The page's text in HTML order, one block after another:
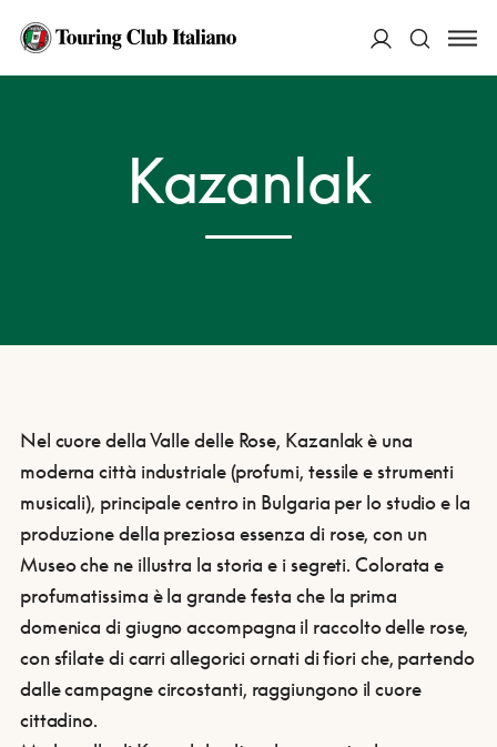
HOME
Kazanlak
Nel cuore della Valle delle Rose, Kazanlak è una
moderna città industriale (profumi, tessile e strumenti
musicali), principale centro in Bulgaria per lo studio e la
produzione della preziosa essenza di rose, con un
Museo che ne illustra la storia e i segreti. Colorata e
profumatissima è la grande festa che la prima
domenica di giugno accompagna il raccolto delle rose,
con sfilate di carri allegorici ornati di fiori che, partendo
dalle campagne circostanti, raggiungono il cuore
cittadino.